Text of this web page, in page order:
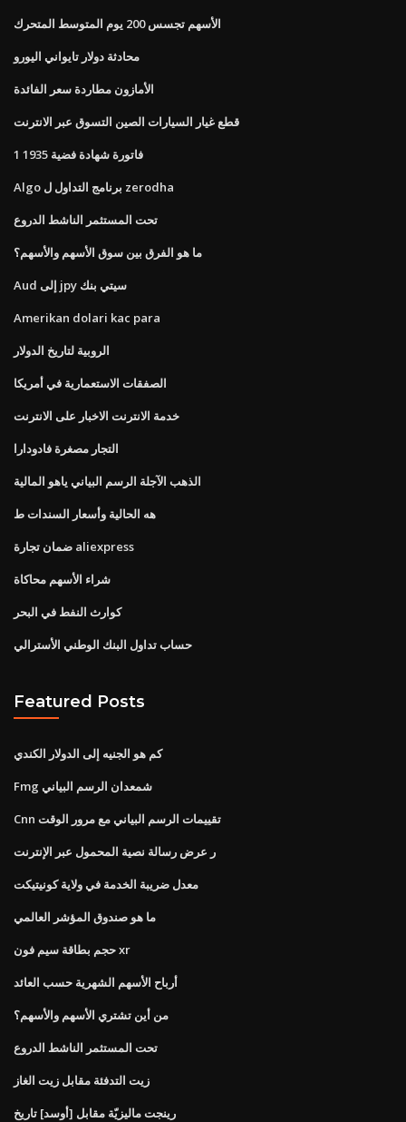
الأسهم تجسس 200 يوم المتوسط ​​المتحرك
محادثة دولار تايواني اليورو
الأمازون مطاردة سعر الفائدة
قطع غيار السيارات الصين التسوق عبر الانترنت
1 فاتورة شهادة فضية 1935
Algo برنامج التداول ل zerodha
تحت المستثمر الناشط الدروع
ما هو الفرق بين سوق الأسهم والأسهم؟
Aud إلى jpy سيتي بنك
Amerikan dolari kac para
الروبية لتاريخ الدولار
الصفقات الاستعمارية في أمريكا
خدمة الانترنت الاخبار على الانترنت
التجار مصغرة فادودارا
الذهب الآجلة الرسم البياني ياهو المالية
هه الحالية وأسعار السندات ط
ضمان تجارة aliexpress
شراء الأسهم محاكاة
كوارث النفط في البحر
حساب تداول البنك الوطني الأسترالي
Featured Posts
كم هو الجنيه إلى الدولار الكندي
Fmg شمعدان الرسم البياني
Cnn تقييمات الرسم البياني مع مرور الوقت
ر عرض رسالة نصية المحمول عبر الإنترنت
معدل ضريبة الخدمة في ولاية كونيتيكت
ما هو صندوق المؤشر العالمي
حجم بطاقة سيم فون xr
أرباح الأسهم الشهرية حسب العائد
من أين تشتري الأسهم والأسهم؟
تحت المستثمر الناشط الدروع
زيت التدفئة مقابل زيت الغاز
رينجت ماليزيّة مقابل [أوسد] تاريخ